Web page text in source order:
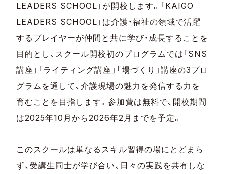
LEADERS SCHOOL」が開校します。「KAIGO
LEADERS SCHOOL」は介護・福祉の領域で活躍
するプレイヤーが仲間と共に学び・成長することを
目的とし、スクール開校初のプログラムでは「SNS
講座」「ライティング講座」「場づくり」講座の3プロ
グラムを通して、介護現場の魅力を発信する力を
育むことを目指します。参加費は無料で、開校期間
は2025年10月から2026年2月までを予定。
このスクールは単なるスキル習得の場にとどまら
ず、受講生同士が学び合い、日々の実践を共有しな